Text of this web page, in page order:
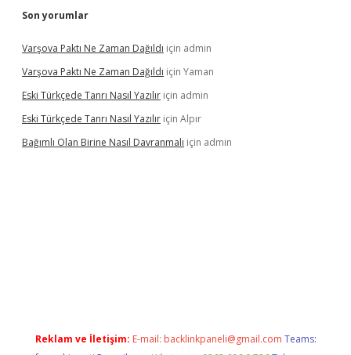
Son yorumlar
Varşova Paktı Ne Zaman Dağıldı için admin
Varşova Paktı Ne Zaman Dağıldı için Yaman
Eski Türkçede Tanrı Nasıl Yazılır için admin
Eski Türkçede Tanrı Nasıl Yazılır için Alpır
Bağımlı Olan Birine Nasıl Davranmalı için admin
Reklam ve İletişim: E-mail: backlinkpaneli@gmail.com Teams: